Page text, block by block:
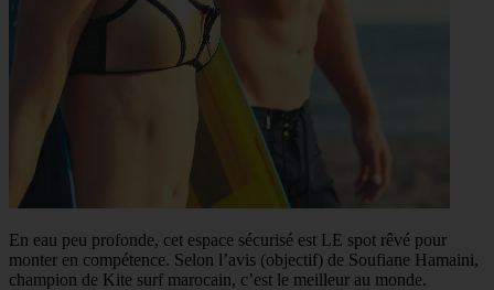
En eau peu profonde, cet espace sécurisé est LE spot rêvé pour
monter en compétence. Selon l’avis (objectif) de Soufiane Hamaini,
champion de Kite surf marocain, c’est le meilleur au monde.